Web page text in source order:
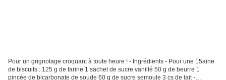
Pour un grignotage croquant à toute heure ! - Ingrédients - Pour une 15aine
de biscuits : 125 g de farine 1 sachet de sucre vanillé 50 g de beurre 1
pincée de bicarbonate de soude 60 g de sucre semoule 3 cs de lait -